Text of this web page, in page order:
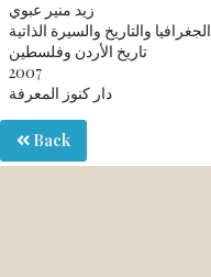
زيد منير عبوي
الجغرافيا والتاريخ والسيرة الذاتية
تاريخ الأردن وفلسطين
2007
دار كنوز المعرفة
Back